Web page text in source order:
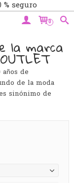
seguro
0
la marca
de
de la moda
sinónimo de